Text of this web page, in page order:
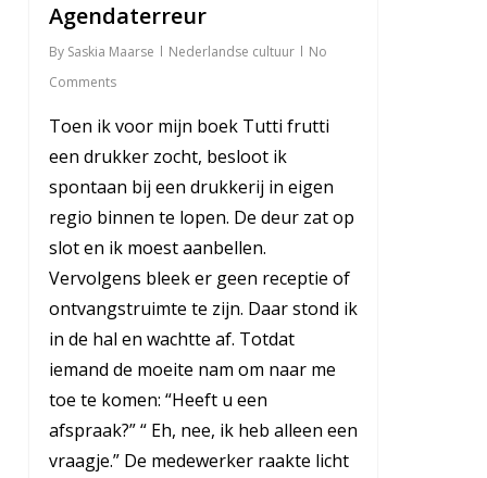
Agendaterreur
By Saskia Maarse Nederlandse cultuur
No
Comments
Toen ik voor mijn boek Tutti frutti
een drukker zocht, besloot ik
spontaan bij een drukkerij in eigen
regio binnen te lopen. De deur zat op
slot en ik moest aanbellen.
Vervolgens bleek er geen receptie of
ontvangstruimte te zijn. Daar stond ik
in de hal en wachtte af. Totdat
iemand de moeite nam om naar me
toe te komen: “Heeft u een
afspraak?” “ Eh, nee, ik heb alleen een
vraagje.” De medewerker raakte licht
8